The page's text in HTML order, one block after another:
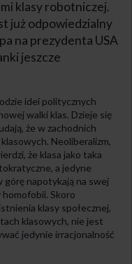
klasy robotniczej.
już odpowiedzialny
na prezydenta USA
jeszcze
idei politycznych
walki klas. Dzieje się
że w zachodnich
Neoliberalizm,
że klasa jako taka
a jedyne
górę napotykają na swej
homofobii. Skoro
klasy społecznej,
klasowych, nie jest
jedynie irracjonalność